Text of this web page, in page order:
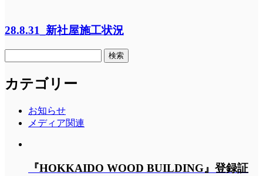
28.8.31_新社屋施工状況
カテゴリー
お知らせ
メディア関連
『HOKKAIDO WOOD BUILDING』登録証